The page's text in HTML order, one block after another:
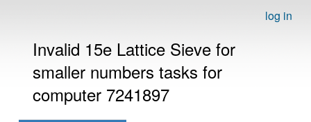
log in
Invalid 15e Lattice Sieve for
smaller numbers tasks for
computer 7241897